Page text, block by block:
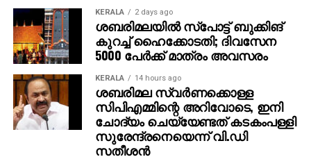
KERALA 2 days ago
ശബരിമലയില്‍ സ്‌പോട്ട് ബുക്കിങ്
കുറച്ച് ഹൈക്കോടതി; ദിവസേന
5000 പേര്‍ക്ക് മാത്രം അവസരം
KERALA 14 hours ago
ശബരിമല സ്വര്‍ണക്കൊള്ള
സിപിഎമ്മിന്റെ അറിവോടെ, ഇനി
ചോദ്യം ചെയ്യേണ്ടത് കടകംപള്ളി
സുരേന്ദ്രനെയെന്ന് വി.ഡി
സതീശന്‍